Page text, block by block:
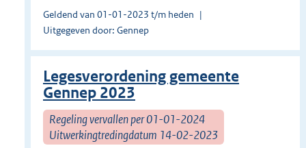
Geldend van 01-01-2023 t/m heden
Uitgegeven door: Gennep
Legesverordening gemeente
Gennep 2023
Regeling vervallen per 01-01-2024
Uitwerkingtredingdatum 14-02-2023